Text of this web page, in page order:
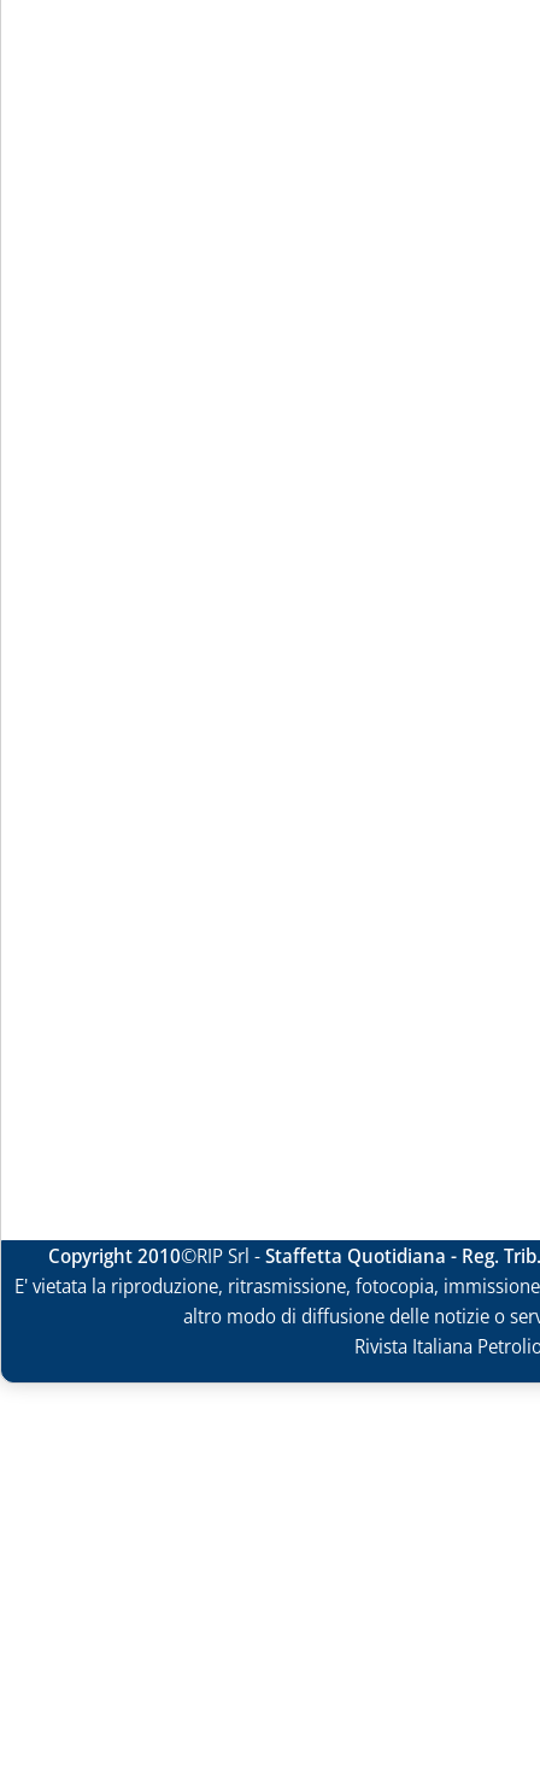
Copyright 2010©RIP Srl -Staffetta Quotidiana - Reg.
E' vietata la riproduzione, ritrasmissione, fotocopia,
altro modo di diffusione delle notizie o
Rivista Italiana